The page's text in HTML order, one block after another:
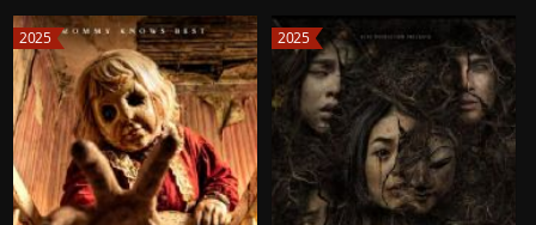
2025 2025